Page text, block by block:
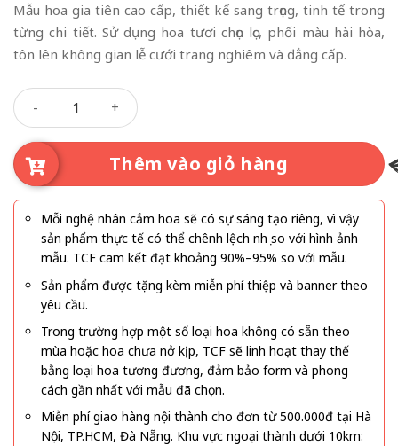
Mẫu hoa gia tiên cao cấp, thiết kế sang trọng, tinh tế trong
từng chi tiết. Sử dụng hoa tươi chọn lọc, phối màu hài hòa,
tôn lên không gian lễ cưới trang nghiêm và đẳng cấp.
Phúc Đức Trường Tồn số lượng
Thêm vào giỏ hàng
Mỗi nghệ nhân cắm hoa sẽ có sự sáng tạo riêng, vì vậy
sản phẩm thực tế có thể chênh lệch nhẹ so với hình ảnh
mẫu. TCF cam kết đạt khoảng 90%–95% so với mẫu.
Sản phẩm được tặng kèm miễn phí thiệp và banner theo
yêu cầu.
Trong trường hợp một số loại hoa không có sẵn theo
mùa hoặc hoa chưa nở kịp, TCF sẽ linh hoạt thay thế
bằng loại hoa tương đương, đảm bảo form và phong
cách gần nhất với mẫu đã chọn.
Miễn phí giao hàng nội thành cho đơn từ 500.000đ tại Hà
Nội, TP.HCM, Đà Nẵng. Khu vực ngoại thành dưới 10km: